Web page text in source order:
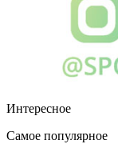
Интересное
Самое популярное